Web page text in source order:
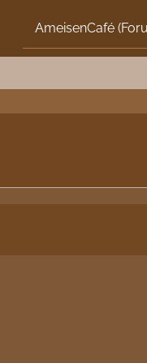
AmeisenCafé